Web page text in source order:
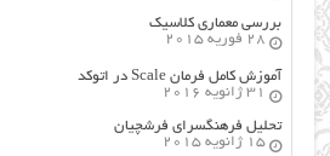
بررسی معماری کلاسیک
28 فوریه 2015
آموزش کامل فرمان Scale در اتوکد
31 ژانویه 2016
تحلیل فرهنگسرای فرشچیان
15 ژانویه 2015